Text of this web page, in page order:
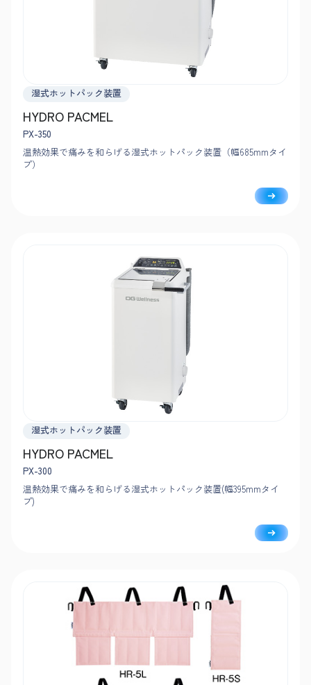
湿式ホットパック装置
HYDRO PACMEL
PX-350
温熱効果で痛みを和らげる湿式ホットパック装置（幅685mmタイ
プ）
湿式ホットパック装置
HYDRO PACMEL
PX-300
温熱効果で痛みを和らげる湿式ホットパック装置(幅395mmタイ
プ)